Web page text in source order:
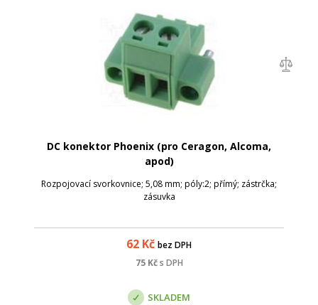
DC konektor Phoenix (pro Ceragon, Alcoma,
apod)
Rozpojovací svorkovnice; 5,08 mm; póly:2; přímý; zástrčka;
zásuvka
62 Kč bez DPH
75Kč s DPH
SKLADEM